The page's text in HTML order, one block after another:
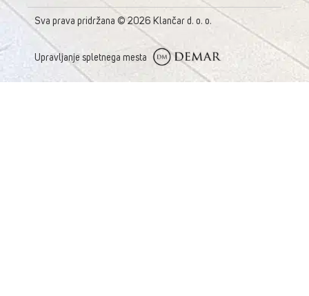
Sva prava pridržana © 2026 Klančar d. o. o.
Upravljanje spletnega mesta